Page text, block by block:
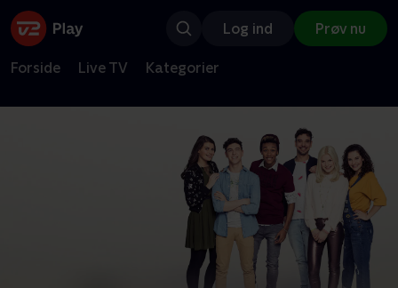
Log ind Prøv nu
Forside Live TV Kategorier